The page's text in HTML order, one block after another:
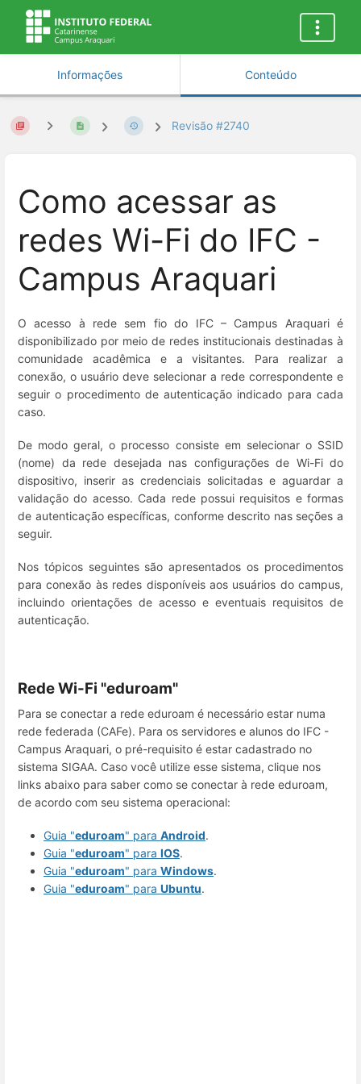
Informações Conteúdo
Revisão #2740
Como acessar as
redes Wi-Fi do IFC -
Campus Araquari
O acesso à rede sem fio do IFC – Campus Araquari é
disponibilizado por meio de redes institucionais destinadas à
comunidade acadêmica e a visitantes. Para realizar a
conexão, o usuário deve selecionar a rede correspondente e
seguir o procedimento de autenticação indicado para cada
caso.
De modo geral, o processo consiste em selecionar o SSID
(nome) da rede desejada nas configurações de Wi-Fi do
dispositivo, inserir as credenciais solicitadas e aguardar a
validação do acesso. Cada rede possui requisitos e formas
de autenticação específicas, conforme descrito nas seções a
seguir.
Nos tópicos seguintes são apresentados os procedimentos
para conexão às redes disponíveis aos usuários do campus,
incluindo orientações de acesso e eventuais requisitos de
autenticação.
Rede Wi-Fi "eduroam"
Para se conectar a rede eduroam é necessário estar numa
rede federada (CAFe). Para os servidores e alunos do IFC -
Campus Araquari, o pré-requisito é estar cadastrado no
sistema SIGAA. Caso você utilize esse sistema, clique nos
links abaixo para saber como se conectar à rede eduroam,
de acordo com seu sistema operacional:
Guia "eduroam" para Android.
Guia "eduroam" para IOS.
Guia "eduroam" para Windows.
Guia "eduroam" para Ubuntu.